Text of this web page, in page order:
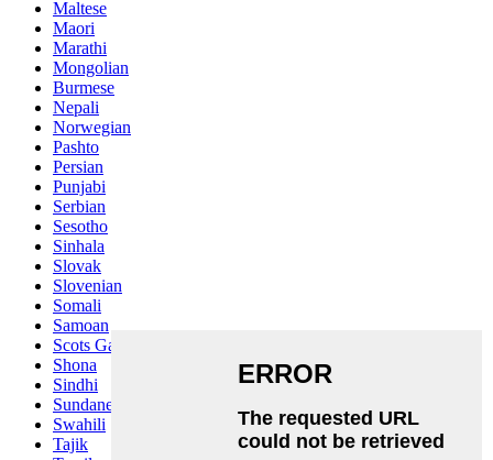
Maltese
Maori
Marathi
Mongolian
Burmese
Nepali
Norwegian
Pashto
Persian
Punjabi
Serbian
Sesotho
Sinhala
Slovak
Slovenian
Somali
Samoan
Scots Gaelic
Shona
Sindhi
Sundanese
Swahili
Tajik